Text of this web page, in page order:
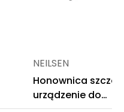
NEILSEN
Honownica
urządzenie do